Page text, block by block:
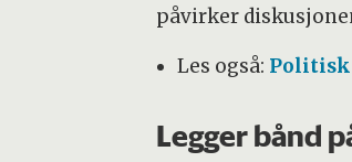
påvirker
Les også: Politisk
Legger bånd